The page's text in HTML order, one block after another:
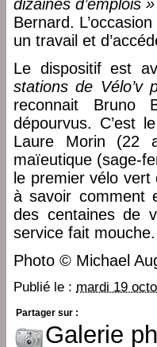
dizaines d’emplois »
Bernard.
un travail et
Le dispositif est
stations de Vélo’v
reconnait Bruno
dépourvus. C’est
Laure Morin (22
maïeutique (sage-
le premier vélo
à savoir comment
des centaines de
service fait mouche.
Photo © Michael
Publié le : mardi 19
Partager sur :
Galerie